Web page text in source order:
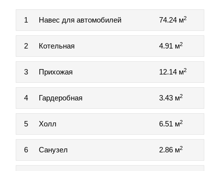
1 Навес для автомобилей 74.24 м2
2 Котельная 4.91 м2
3 Прихожая 12.14 м2
4 Гардеробная 3.43 м2
5 Холл 6.51 м2
6 Санузел 2.86 м2